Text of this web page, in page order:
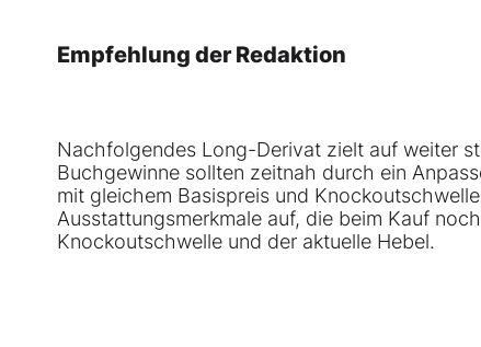
Empfehlung der Redaktion
Nachfolgendes Long-Derivat zielt auf weiter
Buchgewinne sollten zeitnah durch ein
mit gleichem Basispreis und
Ausstattungsmerkmale auf, die beim Kauf
Knockoutschwelle und der aktuelle Hebel.